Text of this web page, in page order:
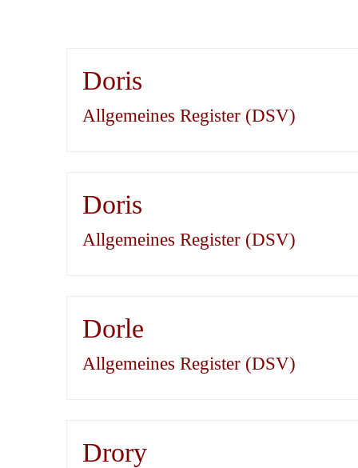
Doris
Allgemeines Register (DSV)
Doris
Allgemeines Register (DSV)
Dorle
Allgemeines Register (DSV)
Drory